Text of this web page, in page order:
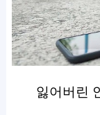
잃어버린